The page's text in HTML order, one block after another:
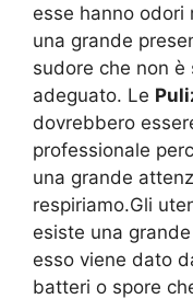
esse hanno odori
una grande
sudore che non
adeguato. Le
dovrebbero
professionale
una grande
respiriamo.Gli
esiste una
esso viene dato
batteri o spore